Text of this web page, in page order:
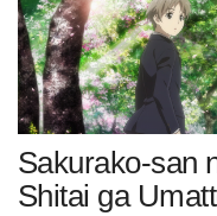
Sakurako-san
Shitai ga